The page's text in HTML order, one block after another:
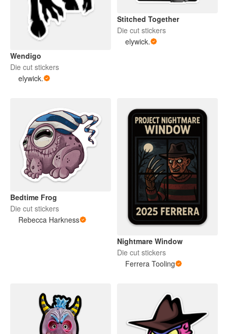
Wendigo
Die cut stickers
elywick.
Stitched Together
Die cut stickers
elywick.
Bedtime Frog
Die cut stickers
Rebecca Harkness
Nightmare Window
Die cut stickers
Ferrera Tooling